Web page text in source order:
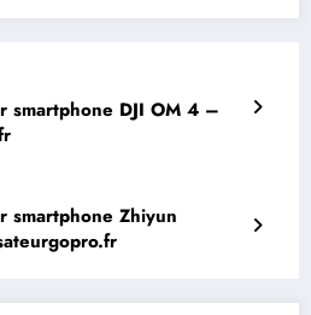
smartphone DJI OM 4 –
smartphone Zhiyun